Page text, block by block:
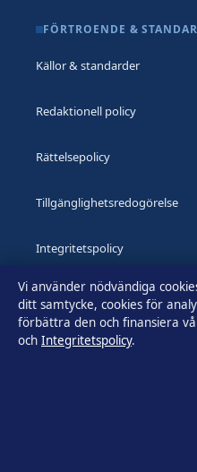
FÖRTROENDE &
Källor & standarder
Redaktionell policy
Rättelsepolicy
Tillgänglighetsredogörelse
Integritetspolicy
Kändisar & integritet
Vi använder nödvändiga
ditt samtycke, cookies för
förbättra den och finansiera
och Integritetspolicy.